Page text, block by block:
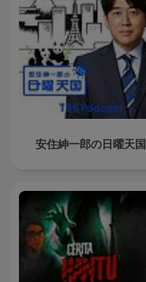
安住紳一郎の日曜天国